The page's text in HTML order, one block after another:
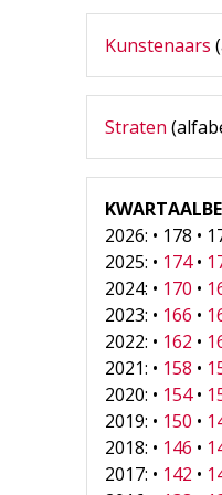
Kunstenaars
Straten
2026: • 178 •
2025: • 174•
2024: • 170 •
2023: • 166 •
2022: • 162 •
2021: • 158 •
2020: • 154•
2019: • 150 •
2018: • 146 •
2017: • 142 •